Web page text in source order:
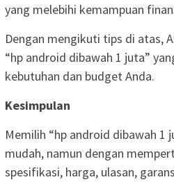
yang melebihi kemampuan
Dengan mengikuti tips di atas,
“hp android dibawah 1 juta”
kebutuhan dan budget Anda.
Kesimpulan
Memilih “hp android dibawah 1
mudah, namun dengan
spesifikasi, harga, ulasan,